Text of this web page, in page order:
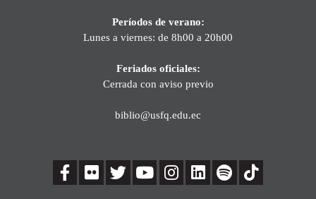
Períodos de verano:
Lunes a viernes: de 8h00 a 20h00
Feriados oficiales:
Cerrada con aviso previo
biblio@usfq.edu.ec